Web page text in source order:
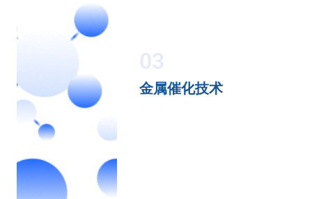
03
金属催化技术